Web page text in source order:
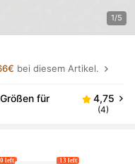
1/5
bei diesem Artikel.
für
4,75
(4)
left 13 left